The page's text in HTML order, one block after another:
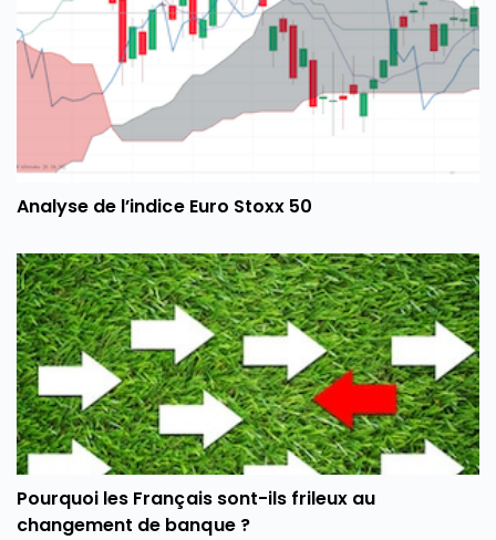
Analyse de l’indice Euro Stoxx 50
Pourquoi les Français sont-ils frileux au
changement de banque ?